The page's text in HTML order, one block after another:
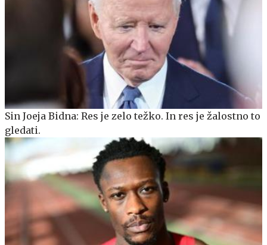
Sin Joeja Bidna: Res je zelo težko. In res je žalostno to
gledati.